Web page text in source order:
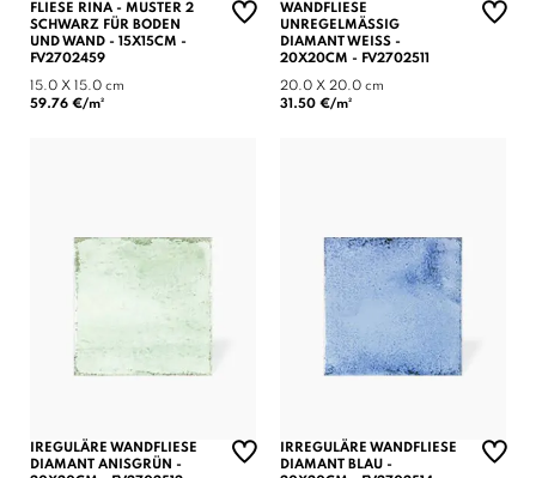
FLIESE RINA - MUSTER 2
SCHWARZ FÜR BODEN
UND WAND - 15X15CM -
FV2702459
15.0 X 15.0 cm
59.76 €/m²
WANDFLIESE
UNREGELMÄSSIG D
IAMANT WEISS - 20
X20CM - FV2702511
20.0 X 20.0 cm
31.50 €/m²
IREGULÄRE WANDFLIESE
DIAMANT ANISGRÜN -
IRREGULÄRE WANDFLIESE
DIAMANT BLAU -